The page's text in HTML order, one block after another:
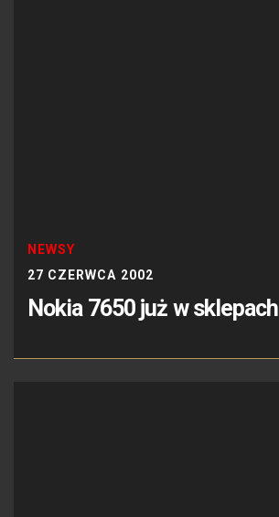
NEWSY
27 CZERWCA 2002
Nokia 7650 już w sklepach